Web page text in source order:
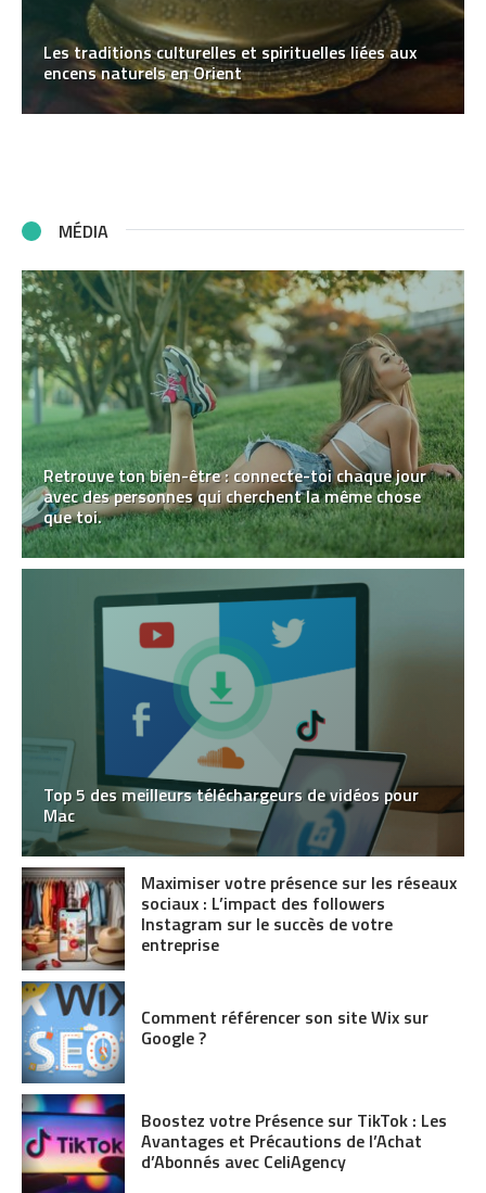
Les traditions culturelles et spirituelles liées aux
encens naturels en Orient
MÉDIA
Retrouve ton bien-être : connecte-toi chaque jour
avec des personnes qui cherchent la même chose
que toi.
Top 5 des meilleurs téléchargeurs de vidéos pour
Mac
Maximiser votre présence sur les réseaux
sociaux : L’impact des followers
Instagram sur le succès de votre
entreprise
Comment référencer son site Wix sur
Google ?
Boostez votre Présence sur TikTok : Les
Avantages et Précautions de l’Achat
d’Abonnés avec CeliAgency